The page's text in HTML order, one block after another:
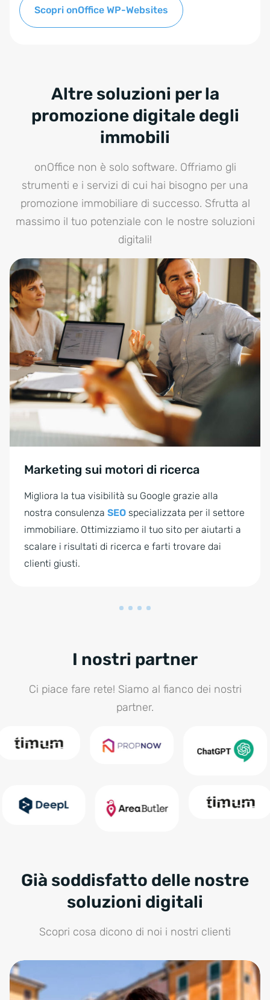
Scopri onOffice WP-Websites
Altre soluzioni per la
promozione digitale degli
immobili
onOffice non è solo software. Offriamo gli
strumenti e i servizi di cui hai bisogno per una
promozione immobiliare di successo. Sfrutta al
massimo il tuo potenziale con le nostre soluzioni
digitali!
Marketing sui motori di ricerca
Migliora la tua visibilità su Google grazie alla
nostra consulenza SEO specializzata per il settore
immobiliare. Ottimizziamo il tuo sito per aiutarti a
scalare i risultati di ricerca e farti trovare dai
clienti giusti.
I nostri partner
Ci piace fare rete! Siamo al fianco dei nostri
partner.
Già soddisfatto delle nostre
soluzioni digitali
Scopri cosa dicono di noi i nostri clienti